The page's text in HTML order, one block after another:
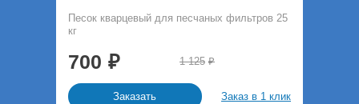
Песок кварцевый для песчаных фильтров 25
кг
700 1 125
Заказать Заказ в 1 клик